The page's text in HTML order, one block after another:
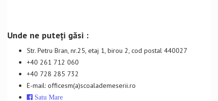
Unde ne puteți găsi :
Str. Petru Bran, nr.25, etaj 1, birou 2, cod postal 440027
+40 261 712 060
+40 728 285 732
E-mail: officesm(a)scoalademeserii.ro
Satu Mare